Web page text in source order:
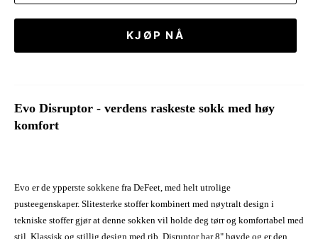
KJØP NÅ
Evo Disruptor - verdens raskeste sokk med høy
komfort
Evo er de ypperste sokkene fra DeFeet, med helt utrolige
pusteegenskaper. Slitesterke stoffer kombinert med nøytralt design i
tekniske stoffer gjør at denne sokken vil holde deg tørr og komfortabel med
stil. Klassisk og stillig design med rib. Disruptor har 8" høyde og er den